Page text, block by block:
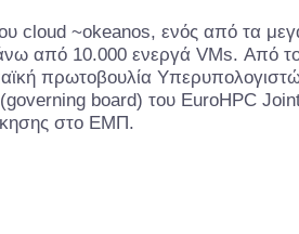
cloud ~okeanos, ενός από τα
από 10.000 ενεργά VMs. Από το
πρωτοβουλία
board) του EuroHPC
στο ΕΜΠ.